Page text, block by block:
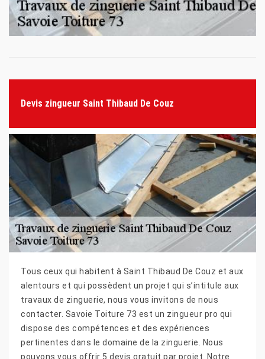
Devis zingueur Saint Thibaud De Couz
Tous ceux qui habitent à Saint Thibaud De Couz et aux
alentours et qui possèdent un projet qui s’intitule aux
travaux de zinguerie, nous vous invitons de nous
contacter. Savoie Toiture 73 est un zingueur pro qui
dispose des compétences et des expériences
pertinentes dans le domaine de la zinguerie. Nous
pouvons vous offrir 5 devis gratuit par projet. Notre